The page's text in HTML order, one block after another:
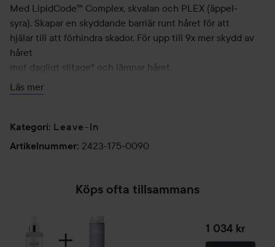
Med LipidCode™ Complex, skvalan och PLEX (äppel-
syra). Skapar en skyddande barriär runt håret för att
hjälar till att förhindra skador. För upp till 9x mer skydd av
håret
mot dagligt slitage* och lämnar håret
mjukt och lätthanterligt.
* jämfört med schampo med låg balsameffekt.
Skaka ordentligt. Använd en gång i veckan i
handdukstorkat hår. 10-12
toppar. Skölj inte ur. Föna och styla som vanligt.
Läs mer
Kategori: Leave-In
Artikelnummer: 2423-175-0090
Köps ofta tillsammans
1 034 kr